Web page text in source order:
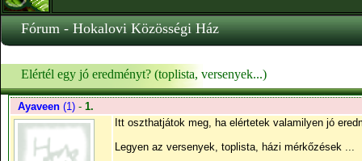
Fórum - Hokalovi Közösségi Ház
Elértél egy jó eredményt? (toplista, versenyek...)
Ayaveen(1) - 1.
Itt oszthatjátok meg, ha elértetek valamilyen jó
Legyen az versenyek, toplista, házi mérkőzések ...